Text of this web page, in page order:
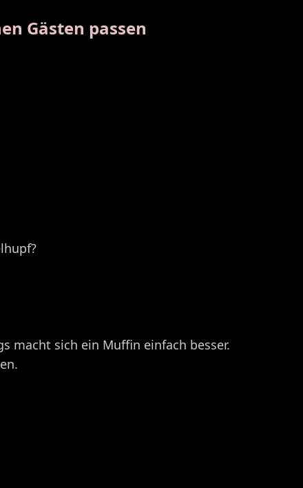
Gästen passen
macht sich ein Muffin einfach besser.